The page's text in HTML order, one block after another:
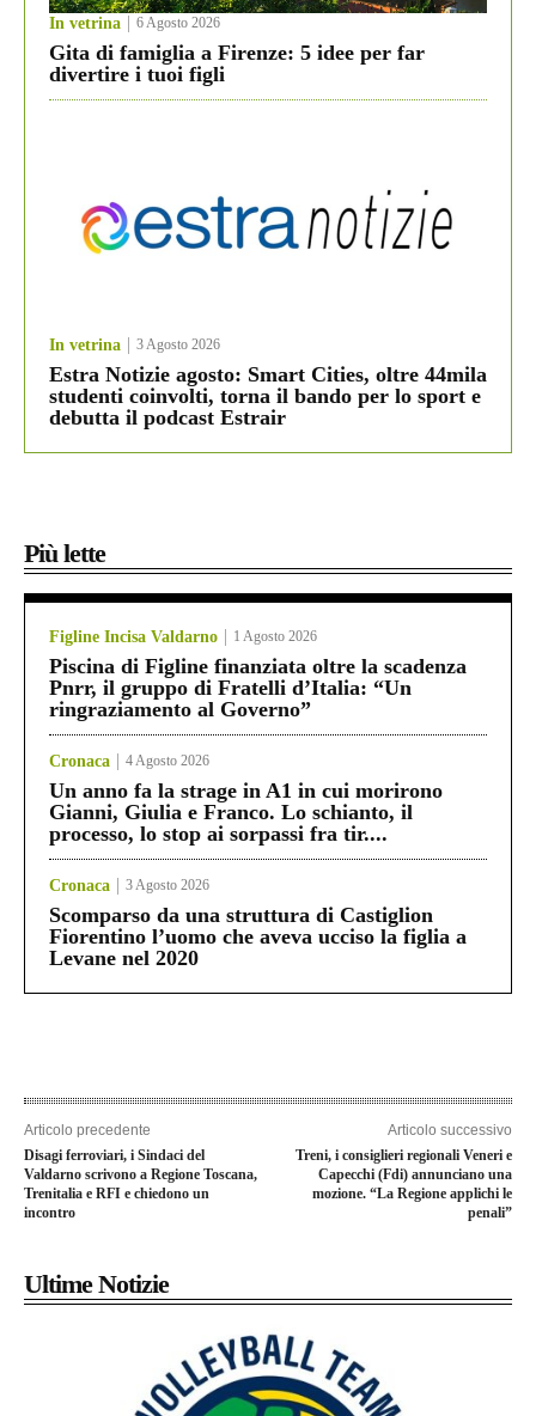
In vetrina 6 Agosto 2026
Gita di famiglia a Firenze: 5 idee per far
divertire i tuoi figli
In vetrina 3 Agosto 2026
Estra Notizie agosto: Smart Cities, oltre 44mila
studenti coinvolti, torna il bando per lo sport e
debutta il podcast Estrair
Più lette
Figline Incisa Valdarno 1 Agosto 2026
Piscina di Figline finanziata oltre la scadenza
Pnrr, il gruppo di Fratelli d’Italia: “Un
ringraziamento al Governo”
Cronaca 4 Agosto 2026
Un anno fa la strage in A1 in cui morirono
Gianni, Giulia e Franco. Lo schianto, il
processo, lo stop ai sorpassi fra tir....
Cronaca 3 Agosto 2026
Scomparso da una struttura di Castiglion
Fiorentino l’uomo che aveva ucciso la figlia a
Levane nel 2020
Articolo precedente
Disagi ferroviari, i Sindaci del
Valdarno scrivono a Regione Toscana,
Trenitalia e RFI e chiedono un
incontro
Articolo successivo
Treni, i consiglieri regionali Veneri e
Capecchi (Fdi) annunciano una
mozione. “La Regione applichi le
penali”
Ultime Notizie